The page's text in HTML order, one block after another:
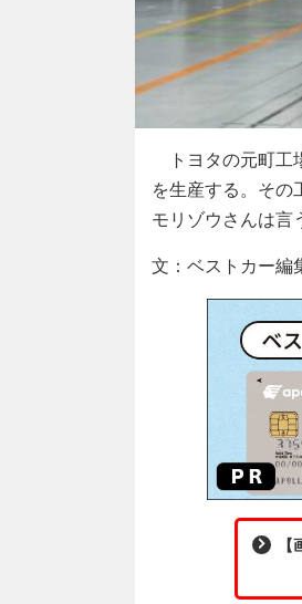
トヨタの元町工
を生産する。その
モリゾウさんは言
文：ベストカー編